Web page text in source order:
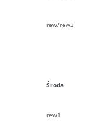
rew/rew3
Środa
rew1